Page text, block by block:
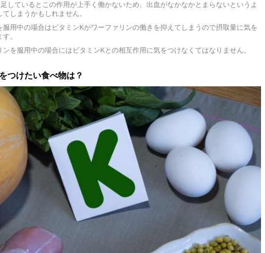
しているとこの作用が上手く働かないため、出血がなかなかとまらないというよ
しまうかもしれません。
服用中の場合はビタミンKがワーファリンの働きを抑えてしまうので摂取量に気を
。
を服用中の場合にはビタミンKとの相互作用に気をつけなくてはなりません。
つけたい食べ物は？